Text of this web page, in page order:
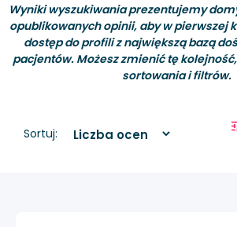
Wyniki wyszukiwania prezentujemy
opublikowanych opinii, aby w pierwszej
dostęp do profili z największą bazą
pacjentów. Możesz zmienić tę
sortowania i filtrów.
Sortuj: